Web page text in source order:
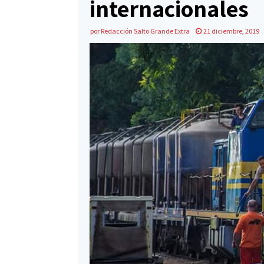
internacionales
por Redacción Salto Grande Extra 21 diciembre, 2019